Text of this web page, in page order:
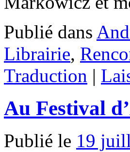
Publié dans
Librairie,
Traduction |
Au Festival
Publié le 19